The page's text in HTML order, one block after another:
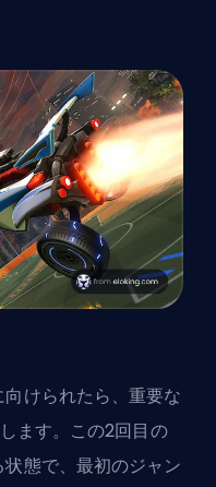
けられたら、重要な
ます。この2回目の
態で、最初のジャン